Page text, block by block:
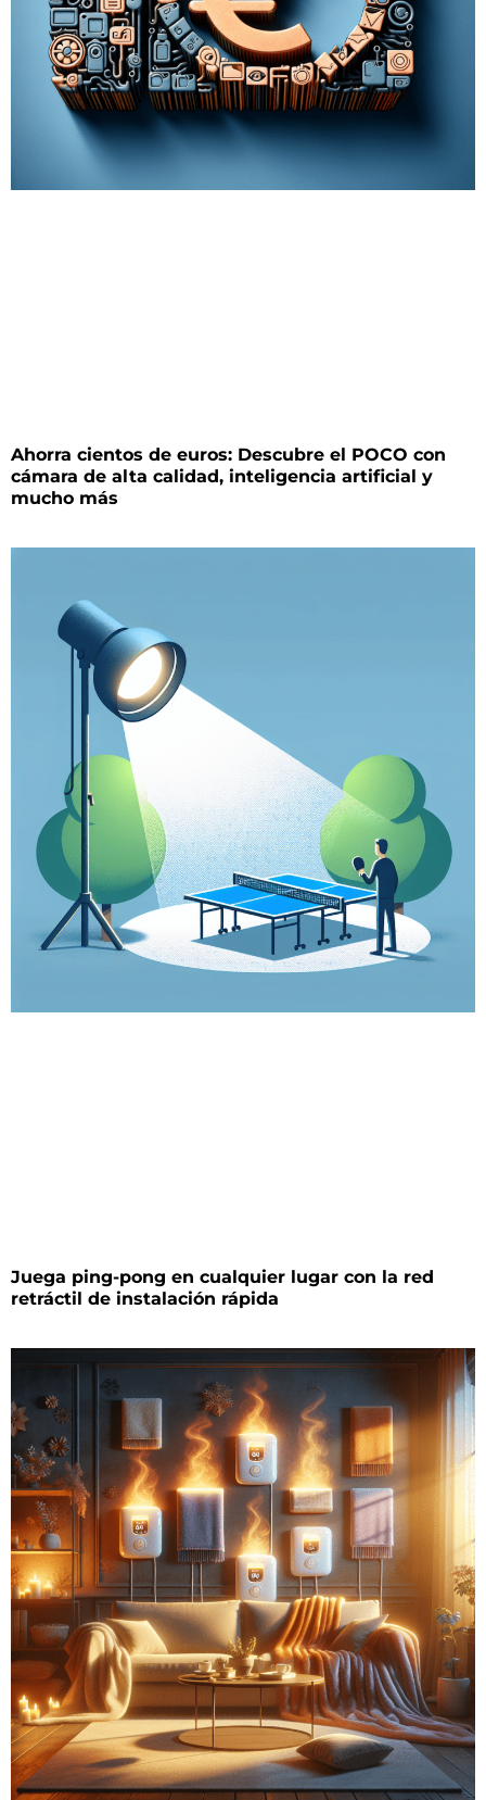
Ahorra cientos de euros: Descubre el POCO con
cámara de alta calidad, inteligencia artificial y
mucho más
Juega ping-pong en cualquier lugar con la red
retráctil de instalación rápida